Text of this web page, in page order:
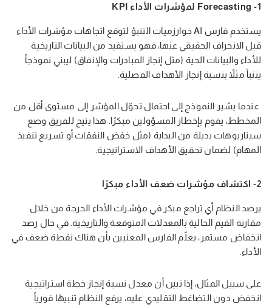
1- Forecasting لمؤشرات الأداء KPI
يستخدم فارس AI خوارزميات التنبؤ لتوقع اتجاهات مؤشرات الأداء
قبل الانحراف الحقيقي عنها، فهو يستفيد من البيانات التاريخية
للأداء والبيانات الحية (مثل إنجاز المبادرات والإنفاق) ليبني نموذجاً
يتنبأ مثلاً بنسبة إنجاز الأهداف الفصلية.
عندما يشير النموذج إلى احتمال تحوّل المؤشر إلى مستوى أقل من
المخطط، يقوم بإخطار المسؤولين مبكرًا. هذا يتيح للفريق وضع
سيناريوهات بديلة من البداية (مثل خفض النفقات أو تسريع تنفيذ
المهام) لضمان تحقيق الأهداف الاستراتيجية.
2- اكتشاف مؤشرات ضعف الأداء مبكرًا
يرصد النظام أي تراجع مبكر في مؤشرات الأداء الحرجة من خلال
مقارنة القيم الحالية بالمعدلات المتوقعة والتاريخية. في حال رصد
انخفاض مستمر، يعلّم الفارس المعنيين بأن هناك نقطة ضعف في
الأداء.
على سبيل المثال، إذا تبين أن معدل نسبة إنجاز خطة استراتيجية
انخفض دون التضاغط التقليدي عليه، يرفع النظام تنبيهًا فورياً